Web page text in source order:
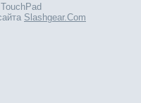
Slashgear.Com